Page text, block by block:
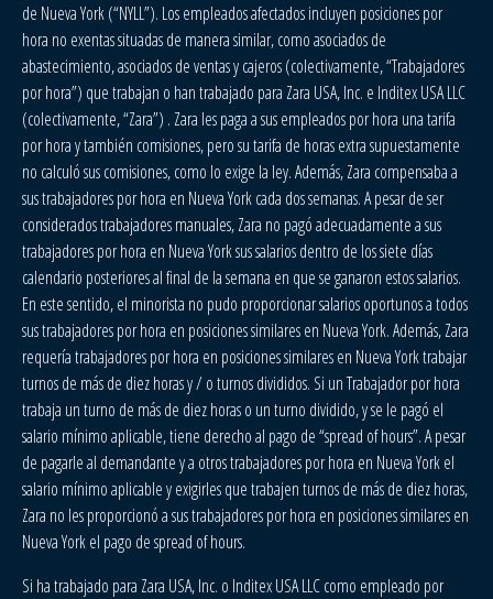
de Nueva York (“NYLL”). Los empleados afectados incluyen posiciones por
hora no exentas situadas de manera similar, como asociados de
abastecimiento, asociados de ventas y cajeros (colectivamente, “Trabajadores
por hora”) que trabajan o han trabajado para Zara USA, Inc. e Inditex USA LLC
(colectivamente, “Zara”) . Zara les paga a sus empleados por hora una tarifa
por hora y también comisiones, pero su tarifa de horas extra supuestamente
no calculó sus comisiones, como lo exige la ley. Además, Zara compensaba a
sus trabajadores por hora en Nueva York cada dos semanas. A pesar de ser
considerados trabajadores manuales, Zara no pagó adecuadamente a sus
trabajadores por hora en Nueva York sus salarios dentro de los siete días
calendario posteriores al final de la semana en que se ganaron estos salarios.
En este sentido, el minorista no pudo proporcionar salarios oportunos a todos
sus trabajadores por hora en posiciones similares en Nueva York. Además, Zara
requería trabajadores por hora en posiciones similares en Nueva York trabajar
turnos de más de diez horas y / o turnos divididos. Si un Trabajador por hora
trabaja un turno de más de diez horas o un turno dividido, y se le pagó el
salario mínimo aplicable, tiene derecho al pago de “spread of hours”. A pesar
de pagarle al demandante y a otros trabajadores por hora en Nueva York el
salario mínimo aplicable y exigirles que trabajen turnos de más de diez horas,
Zara no les proporcionó a sus trabajadores por hora en posiciones similares en
Nueva York el pago de spread of hours.
Si ha trabajado para Zara USA, Inc. o Inditex USA LLC como empleado por